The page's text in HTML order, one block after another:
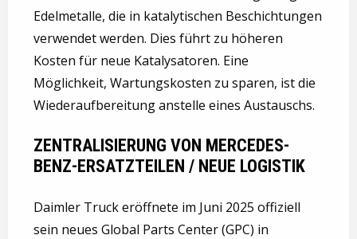
Edelmetalle, die in katalytischen Beschichtungen
verwendet werden. Dies führt zu höheren
Kosten für neue Katalysatoren. Eine
Möglichkeit, Wartungskosten zu sparen, ist die
Wiederaufbereitung anstelle eines Austauschs.
ZENTRALISIERUNG VON MERCEDES-
BENZ-ERSATZTEILEN / NEUE LOGISTIK
Daimler Truck eröffnete im Juni 2025 offiziell
sein neues Global Parts Center (GPC) in